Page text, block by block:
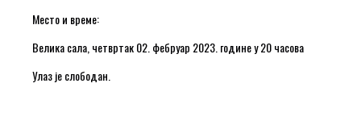
Место и време:
Велика сала, четвртак 02. фебруар 2023. године у 20 часова
Улаз је слободан.